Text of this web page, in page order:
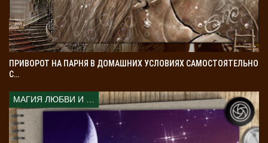
ПРИВОРОТ НА ПАРНЯ В ДОМАШНИХ УСЛОВИЯХ САМОСТОЯТЕЛЬНО
С…